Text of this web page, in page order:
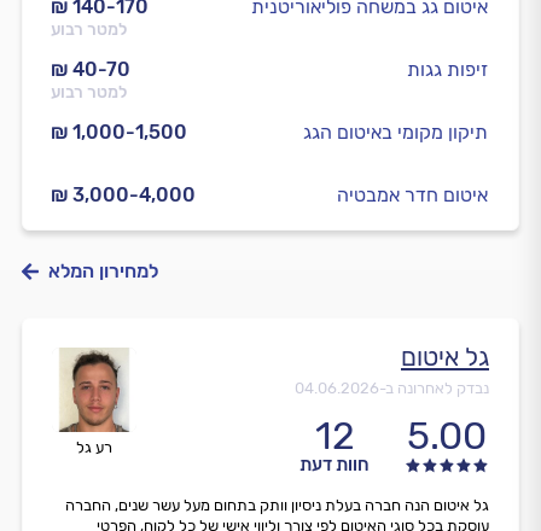
₪ 140-170
למטר רבוע
איטום גג במשחה פוליאוריטנית
₪ 40-70
למטר רבוע
זיפות גגות
₪ 1,000-1,500 תיקון מקומי באיטום הגג
₪ 3,000-4,000 איטום חדר אמבטיה
למחירון המלא
רע גל
גל איטום
נבדק לאחרונה ב-04.06.2026
5.00
12
חוות דעת
גל איטום הנה חברה בעלת ניסיון וותק בתחום מעל עשר שנים, החברה
עוסקת בכל סוגי האיטום לפי צורך וליווי אישי של כל לקוח, הפרטי